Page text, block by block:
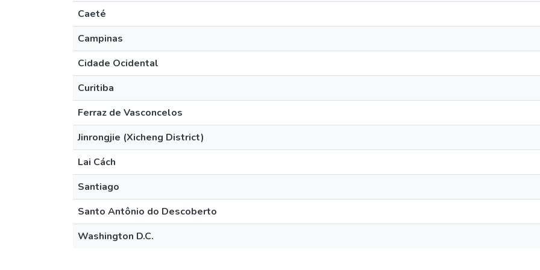
Caeté
Campinas
Cidade Ocidental
Curitiba
Ferraz de Vasconcelos
Jinrongjie (Xicheng District)
Lai Cách
Santiago
Santo Antônio do Descoberto
Washington D.C.